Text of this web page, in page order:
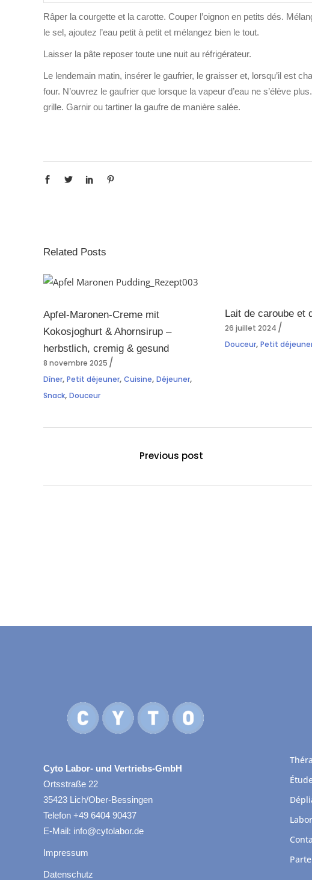
Râper la courgette et la carotte. Couper l’oignon en petits dés.
le sel, ajoutez l’eau petit à petit et mélangez bien le tout.
Laisser la pâte reposer toute une nuit au réfrigérateur.
Le lendemain matin, insérer le gaufrier, le graisser et, lorsqu’il est
four. N’ouvrez le gaufrier que lorsque la vapeur d’eau ne s’élève
grille. Garnir ou tartiner la gaufre de manière salée.
Related Posts
Apfel-Maronen-Creme mit
Kokosjoghurt & Ahornsirup –
herbstlich, cremig & gesund
8 novembre 2025
Dîner, Petit déjeuner, Cuisine, Déjeuner,
Snack, Douceur
Lait de caroube et
26 juillet 2024
Douceur,Petit
Previous post
Cyto Labor- und Vertriebs-GmbH
Ortsstraße 22
35423 Lich/Ober-Bessingen
Telefon +49 6404 90437
E-Mail: info@cytolabor.de
Impressum
Datenschutz